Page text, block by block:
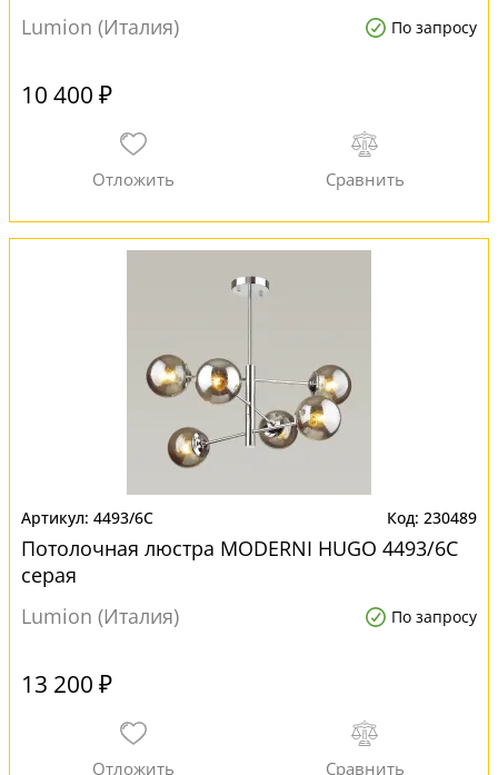
Lumion (Италия)
По запросу
10 400 ₽
4493/6C 230489
Потолочная люстра MODERNI HUGO 4493/6C
серая
Lumion (Италия)
По запросу
13 200 ₽